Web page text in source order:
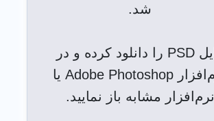
شد.
فایل PSD را دانلود کرده و در
نرم‌افزار Adobe Photoshop یا
نرم‌افزار مشابه باز نمایید.